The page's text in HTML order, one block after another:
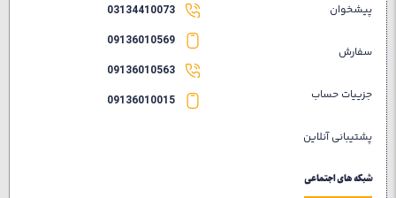
پیشخوان
سفارش
جزییات حساب
پشتیبانی آنلاین
03134410073
09136010569
09136010563
09136010015
شبکه های اجتماعی